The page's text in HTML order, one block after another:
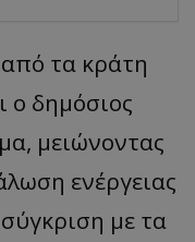
τα κράτη
ο δημόσιος
μειώνοντας
ενέργειας
με τα